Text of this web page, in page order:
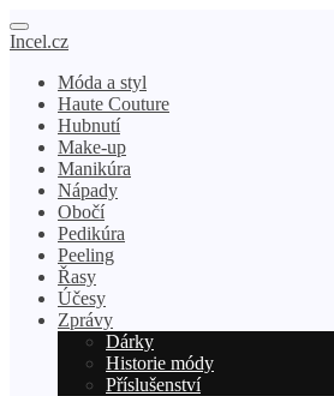
Incel.cz
Móda a styl
Haute Couture
Hubnutí
Make-up
Manikúra
Nápady
Obočí
Pedikúra
Peeling
Řasy
Účesy
Zprávy
Dárky
Historie módy
Příslušenství